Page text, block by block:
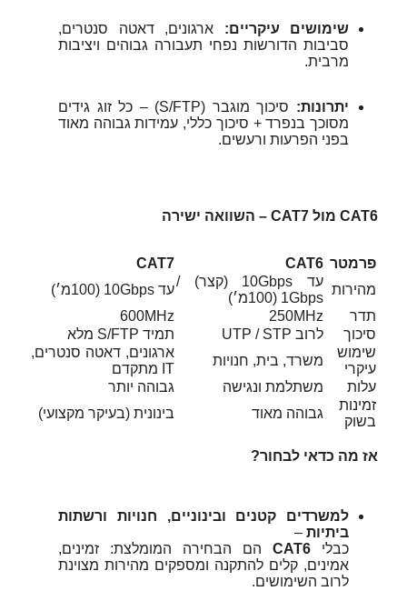
שימושים עיקריים: ארגונים, דאטה סנטרים,
סביבות הדורשות נפחי תעבורה גבוהים ויציבות
מרבית.
יתרונות:
סיכוך מוגבר (S/FTP) – כל זוג גידים
מסוכך בנפרד + סיכוך כללי, עמידות גבוהה מאוד
בפני הפרעות ורעשים.
CAT6 מול CAT7 – השוואה ישירה
פרמטר CAT6
CAT7
מהירות
עד 10Gbps (קצר) /
1Gbps (100מ׳)
עד 10Gbps (100מ׳)
תדר
‎250MHz‎
‎600MHz‎
סיכוך
לרוב UTP / STP
תמיד S/FTP מלא
שימוש
עיקרי
משרד, בית, חנויות
ארגונים, דאטה סנטרים,
IT מתקדם
עלות
משתלמת ונגישה
גבוהה יותר
זמינות
בשוק
גבוהה מאוד בינונית (בעיקר מקצועי)
אז מה כדאי לבחור?
למשרדים קטנים ובינוניים, חנויות ורשתות
ביתיות –
כבלי CAT6 הם הבחירה המומלצת: זמינים,
אמינים, קלים להתקנה ומספקים מהירות מצוינת
לרוב השימושים.